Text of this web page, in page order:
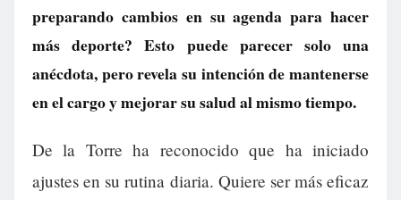
preparando cambios en su agenda para hacer
más deporte? Esto puede parecer solo una
anécdota, pero revela su intención de mantenerse
en el cargo y mejorar su salud al mismo tiempo.
De la Torre ha reconocido que ha iniciado
ajustes en su rutina diaria. Quiere ser más eficaz